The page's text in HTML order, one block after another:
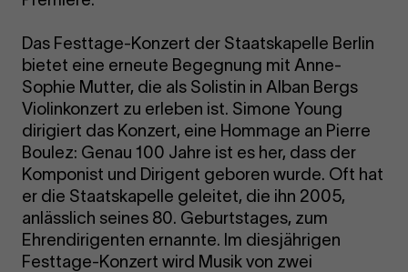
Das Festtage-Konzert der Staatskapelle Berlin
bietet eine erneute Begegnung mit Anne-
Sophie Mutter, die als Solistin in Alban Bergs
Violinkonzert zu erleben ist. Simone Young
dirigiert das Konzert, eine Hommage an Pierre
Boulez: Genau 100 Jahre ist es her, dass der
Komponist und Dirigent geboren wurde. Oft hat
er die Staatskapelle geleitet, die ihn 2005,
anlässlich seines 80. Geburtstages, zum
Ehrendirigenten ernannte. Im diesjährigen
Festtage-Konzert wird Musik von zwei